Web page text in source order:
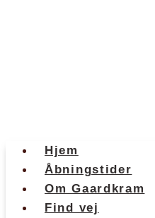
Hjem
Åbningstider
Om Gaardkram
Find vej